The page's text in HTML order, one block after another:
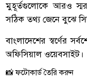
মুহূর্তগুলোকে আরও
সঠিক তথ্য জেনে বুঝে
বাংলাদেশের স্বর্ণের
অফিসিয়াল ওয়েবসাইট।
📸 ফটোকার্ড তৈরি করুন